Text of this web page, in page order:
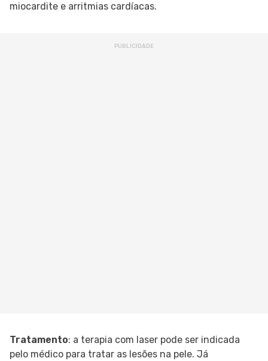
miocardite e arritmias cardíacas.
Tratamento: a terapia com laser pode ser indicada
pelo médico para tratar as lesões na pele. Já